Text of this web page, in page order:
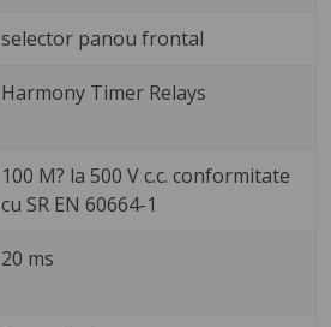
selector panou frontal
Harmony Timer Relays
100 M? la 500 V c.c. conformitate
cu SR EN 60664-1
20 ms